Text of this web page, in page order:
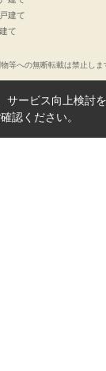
建て
て
等への無断転載は禁止しま
ービス向上検討
認ください。